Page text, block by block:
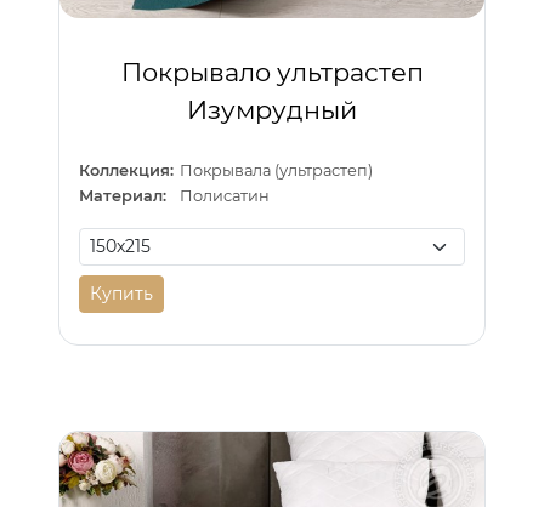
Покрывало ультрастеп
Изумрудный
Коллекция: Покрывала (ультрастеп)
Материал:
Полисатин
Купить